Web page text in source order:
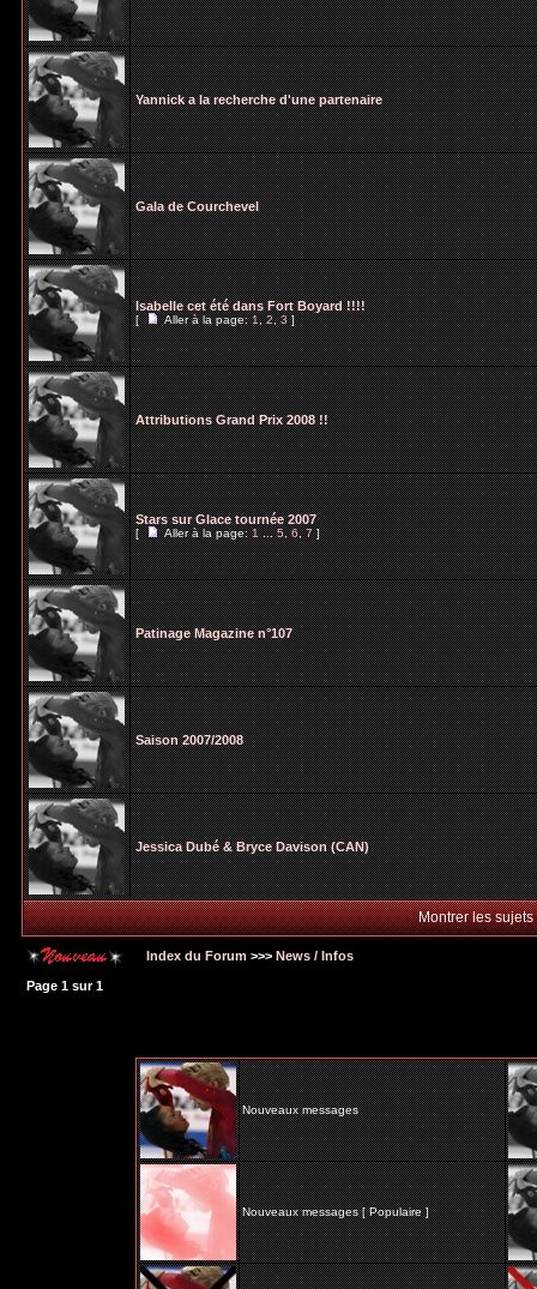
Yannick a la recherche d'une partenaire
Gala de Courchevel
Isabelle cet été dans Fort Boyard !!!!
[ Aller à la page:1,2,3]
Attributions Grand Prix 2008 !!
Stars sur Glace tournée 2007
[ Aller à la page:1...5,6,7]
Patinage Magazine n°107
Saison 2007/2008
Jessica Dubé & Bryce Davison (CAN)
Montrer les
Index du Forum >>> News / Infos
Page 1 sur1
Nouveaux messages
Nouveaux messages [ Populaire ]